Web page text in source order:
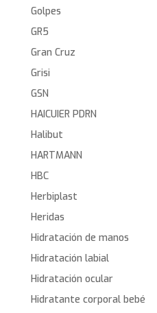
Golpes
GR5
Gran Cruz
Grisi
GSN
HAICUIER PDRN
Halibut
HARTMANN
HBC
Herbiplast
Heridas
Hidratación de manos
Hidratación labial
Hidratación ocular
Hidratante corporal bebé